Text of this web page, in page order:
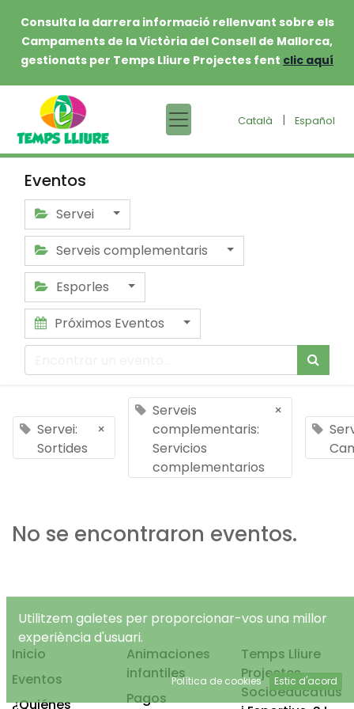
Consulta la darrera informació rellenvant sobre els
Campaments de la Victòria del Consell de Mallorca,
gestionats per Temps Lliure Projectes fent clic aquí
Català | Español
Eventos
Servei
Serveis complementaris
Esporles
Próximos Eventos
Servei:
Sortides
×
Serveis
complementaris:
Servicios
complementarios
×
No se encontraron eventos.
Inicio
Eventos
¿Quiénes
Animaciones
infantiles
Pagos
Temps Lliure
Projectes
Socioeducatius
Utilitzem galetes per proporcionar-vos una millor
experiència d'usuari.
Política de cookies Estic d'acord